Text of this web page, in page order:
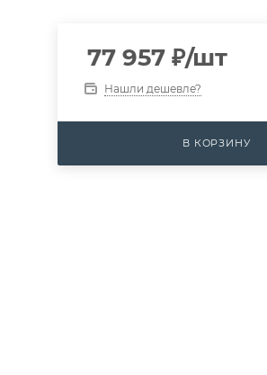
77 957₽/шт
Нашли дешевле?
В КОРЗИНУ